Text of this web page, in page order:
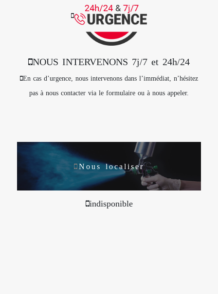
NOUS INTERVENONS 7j/7 et 24h/24
En cas d’urgence, nous intervenons dans l’immédiat, n’hésitez
pas à nous contacter via le formulaire ou à nous appeler.
Nous localiser
indisponible